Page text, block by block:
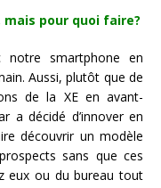
mais pour quoi faire?
notre smartphone en
Aussi, plutôt que de
de la XE en avant-
a décidé d’innover en
découvrir un modèle
sans que ces
eux ou du bureau tout